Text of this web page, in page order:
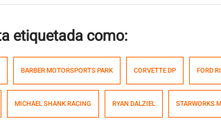
etiquetada como:
BARBER MOTORSPORTS PARK CORVETTE DP FORD
MICHAEL SHANK RACING RYAN DALZIEL STARWORKS